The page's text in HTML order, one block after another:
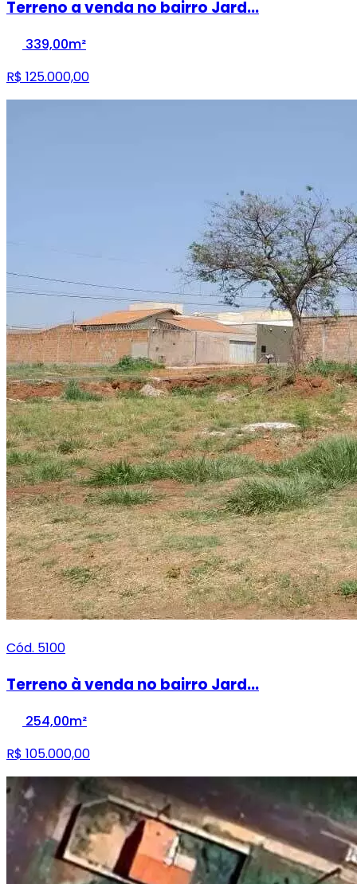
Terreno a venda no bairro Jard...
339,00m²
R$ 125.000,00
Cód. 5100
Terreno à venda no bairro Jard...
254,00m²
R$ 105.000,00